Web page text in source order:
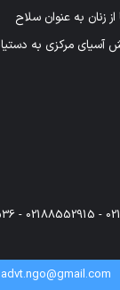
زنان به عنوان سلاح
مرکزی به
advt.ngo@gmail.com